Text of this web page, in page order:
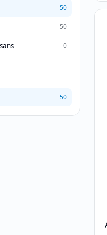
50
50
0
50